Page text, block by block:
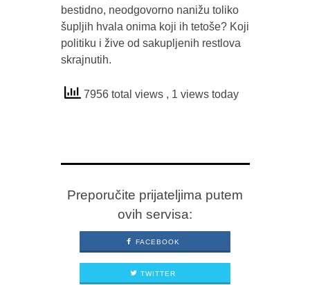
bestidno, neodgovorno nanižu toliko
šupljih hvala onima koji ih tetoše? Koji
politiku i žive od sakupljenih restlova
skrajnutih.
7956 total views , 1 views today
Preporučite prijateljima putem
ovih servisa:
FACEBOOK
TWITTER